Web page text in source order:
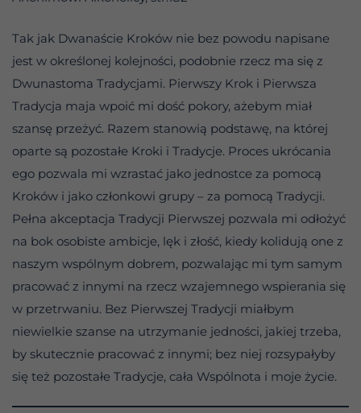
Tak jak Dwanaście Kroków nie bez powodu napisane
jest w określonej kolejności, podobnie rzecz ma się z
Dwunastoma Tradycjami. Pierwszy Krok i Pierwsza
Tradycja maja wpoić mi dość pokory, ażebym miał
szansę przeżyć. Razem stanowią podstawę, na której
oparte są pozostałe Kroki i Tradycje. Proces ukrócania
ego pozwala mi wzrastać jako jednostce za pomocą
Kroków i jako członkowi grupy – za pomocą Tradycji.
Pełna akceptacja Tradycji Pierwszej pozwala mi odłożyć
na bok osobiste ambicje, lęk i złość, kiedy kolidują one z
naszym wspólnym dobrem, pozwalając mi tym samym
pracować z innymi na rzecz wzajemnego wspierania się
w przetrwaniu. Bez Pierwszej Tradycji miałbym
niewielkie szanse na utrzymanie jedności, jakiej trzeba,
by skutecznie pracować z innymi; bez niej rozsypałyby
się też pozostałe Tradycje, cała Wspólnota i moje życie.